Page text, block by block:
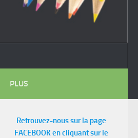
PLUS
Retrouvez-nous sur la page
FACEBOOK en cliquant sur le